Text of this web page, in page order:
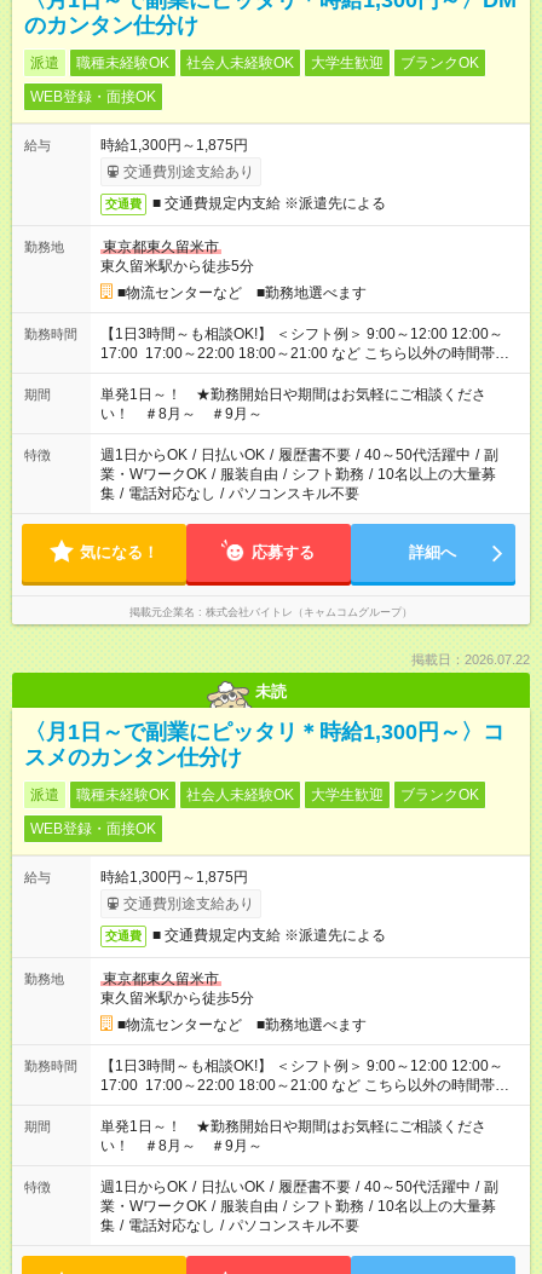
のカンタン仕分け
派遣 職種未経験OK 社会人未経験OK 大学生歓迎
ブランクOK
WEB登録・面接OK
給与
時給1,300円～1,875円
交通費別途支給あり
交通費 ■ 交通費規定内支給 ※派遣先による
勤務地
東京都東久留米市
東久留米駅から徒歩5分
■物流センターなど ■勤務地選べます
勤務時間
【1日3時間～も相談OK!】 ＜シフト例＞ 9:00～12:00 12:00～
17:00 17:00～22:00 18:00～21:00 など こちら以外の時間帯も
お気軽にご相談ください！
期間
単発1日～！ ★勤務開始日や期間はお気軽にご相談くださ
い！ ＃8月～ ＃9月～
特徴 週1日からOK / 日払いOK / 履歴書不要 / 40～50代活躍中 / 副
業・WワークOK / 服装自由 / シフト勤務 / 10名以上の大量募
集 / 電話対応なし / パソコンスキル不要
気になる！ 応募する 詳細へ
掲載元企業名 株式会社バイトレ（キャムコムグループ）
掲載日：2026.07.22
未読
〈月1日～で副業にピッタリ＊時給1,300円～〉コ
スメのカンタン仕分け
派遣 職種未経験OK 社会人未経験OK 大学生歓迎
ブランクOK
WEB登録・面接OK
給与
時給1,300円～1,875円
交通費別途支給あり
交通費 ■ 交通費規定内支給 ※派遣先による
勤務地
東京都東久留米市
東久留米駅から徒歩5分
■物流センターなど ■勤務地選べます
勤務時間
【1日3時間～も相談OK!】 ＜シフト例＞ 9:00～12:00 12:00～
17:00 17:00～22:00 18:00～21:00 など こちら以外の時間帯も
お気軽にご相談ください！
期間
単発1日～！ ★勤務開始日や期間はお気軽にご相談くださ
い！ ＃8月～ ＃9月～
特徴 週1日からOK / 日払いOK / 履歴書不要 / 40～50代活躍中 / 副
業・WワークOK / 服装自由 / シフト勤務 / 10名以上の大量募
集 / 電話対応なし / パソコンスキル不要